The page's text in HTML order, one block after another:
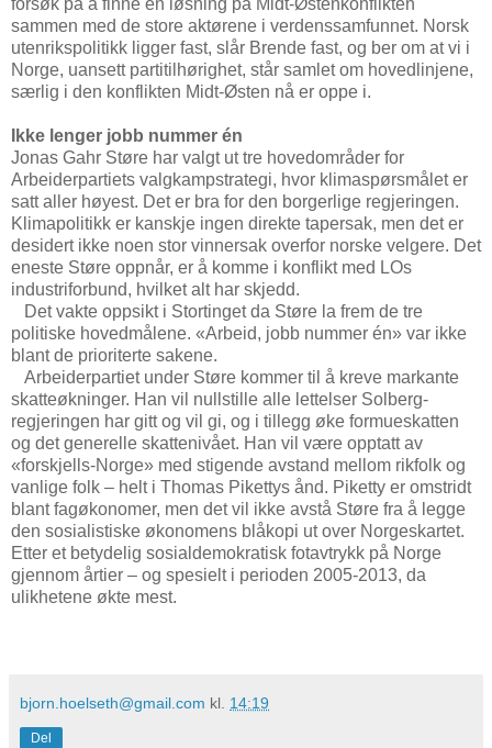
sammen med de store aktørene i verdenssamfunnet. Norsk
utenrikspolitikk ligger fast, slår Brende fast, og ber om at vi i
Norge, uansett partitilhørighet, står samlet om hovedlinjene,
særlig i den konflikten Midt-Østen nå er oppe i.
Ikke lenger jobb nummer én
Jonas Gahr Støre har valgt ut tre hovedområder for
Arbeiderpartiets valgkampstrategi, hvor klimaspørsmålet er
satt aller høyest. Det er bra for den borgerlige regjeringen.
Klimapolitikk er kanskje ingen direkte tapersak, men det er
desidert ikke noen stor vinnersak overfor norske velgere. Det
eneste Støre oppnår, er å komme i konflikt med LOs
industriforbund, hvilket alt har skjedd.
Det vakte oppsikt i Stortinget da Støre la frem de tre
politiske hovedmålene. «Arbeid, jobb nummer én» var ikke
blant de prioriterte sakene.
Arbeiderpartiet under Støre kommer til å kreve markante
skatteøkninger. Han vil nullstille alle lettelser Solberg-
regjeringen har gitt og vil gi, og i tillegg øke formueskatten
og det generelle skattenivået. Han vil være opptatt av
«forskjells-Norge» med stigende avstand mellom rikfolk og
vanlige folk – helt i Thomas Pikettys ånd. Piketty er omstridt
blant fagøkonomer, men det vil ikke avstå Støre fra å legge
den sosialistiske økonomens blåkopi ut over Norgeskartet.
Etter et betydelig sosialdemokratisk fotavtrykk på Norge
gjennom årtier – og spesielt i perioden 2005-2013, da
ulikhetene økte mest.
bjorn.hoelseth@gmail.com kl. 14:19
Del